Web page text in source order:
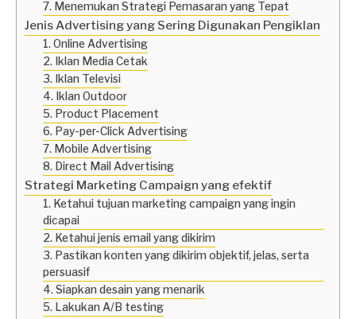
7. Menemukan Strategi Pemasaran yang Tepat
Jenis Advertising yang Sering Digunakan Pengiklan
1. Online Advertising
2. Iklan Media Cetak
3. Iklan Televisi
4. Iklan Outdoor
5. Product Placement
6. Pay-per-Click Advertising
7. Mobile Advertising
8. Direct Mail Advertising
Strategi Marketing Campaign yang efektif
1. Ketahui tujuan marketing campaign yang ingin
dicapai
2. Ketahui jenis email yang dikirim
3. Pastikan konten yang dikirim objektif, jelas, serta
persuasif
4. Siapkan desain yang menarik
5. Lakukan A/B testing